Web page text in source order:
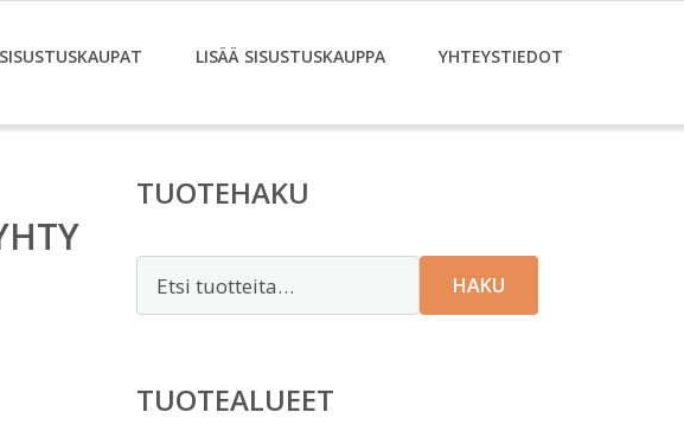
SISUSTUSKAUPAT LISÄÄ SISUSTUSKAUPPA YHTEYSTIEDOT
TUOTEHAKU
HAKU
TUOTEALUEET